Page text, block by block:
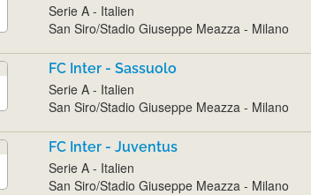
Serie A - Italien
San Siro/Stadio Giuseppe Meazza - Milano
FC Inter - Sassuolo
Serie A - Italien
San Siro/Stadio Giuseppe Meazza - Milano
FC Inter - Juventus
Serie A - Italien
San Siro/Stadio Giuseppe Meazza - Milano